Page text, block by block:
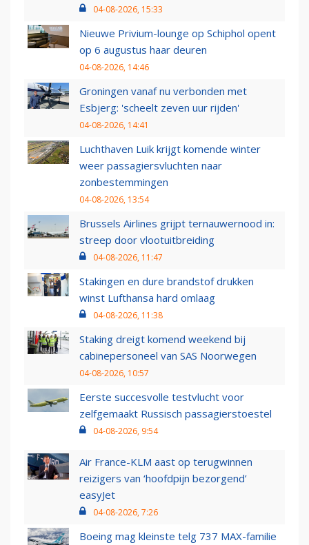
04-08-2026, 15:33
Nieuwe Privium-lounge op Schiphol opent
op 6 augustus haar deuren
04-08-2026, 14:46
Groningen vanaf nu verbonden met
Esbjerg: 'scheelt zeven uur rijden'
04-08-2026, 14:41
Luchthaven Luik krijgt komende winter
weer passagiersvluchten naar
zonbestemmingen
04-08-2026, 13:54
Brussels Airlines grijpt ternauwernood in:
streep door vlootuitbreiding
04-08-2026, 11:47
Stakingen en dure brandstof drukken
winst Lufthansa hard omlaag
04-08-2026, 11:38
Staking dreigt komend weekend bij
cabinepersoneel van SAS Noorwegen
04-08-2026, 10:57
Eerste succesvolle testvlucht voor
zelfgemaakt Russisch passagierstoestel
04-08-2026, 9:54
Air France-KLM aast op terugwinnen
reizigers van ‘hoofdpijn bezorgend’
easyJet
04-08-2026, 7:26
Boeing mag kleinste telg 737 MAX-familie